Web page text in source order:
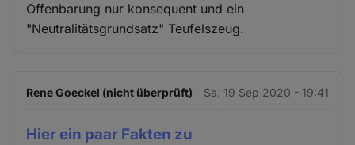
Offenbarung nur konsequent und ein
"Neutralitätsgrundsatz" Teufelszeug.
Rene Goeckel (nicht überprüft) Sa. 19 Sep 2020 - 19:41
Hier ein paar Fakten zu